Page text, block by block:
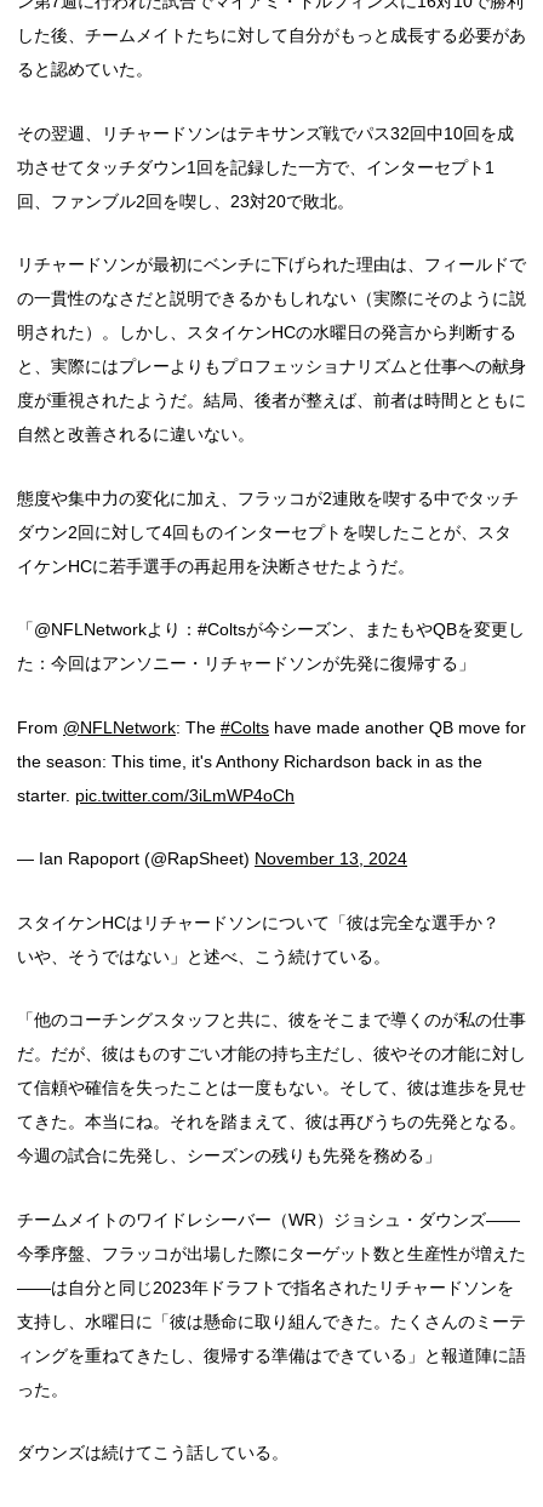
した後、チームメイトたちに対して自分がもっと成長する必要があ
ると認めていた。
その翌週、リチャードソンはテキサンズ戦でパス32回中10回を成
功させてタッチダウン1回を記録した一方で、インターセプト1
回、ファンブル2回を喫し、23対20で敗北。
リチャードソンが最初にベンチに下げられた理由は、フィールドで
の一貫性のなさだと説明できるかもしれない（実際にそのように説
明された）。しかし、スタイケンHCの水曜日の発言から判断する
と、実際にはプレーよりもプロフェッショナリズムと仕事への献身
度が重視されたようだ。結局、後者が整えば、前者は時間とともに
自然と改善されるに違いない。
態度や集中力の変化に加え、フラッコが2連敗を喫する中でタッチ
ダウン2回に対して4回ものインターセプトを喫したことが、スタ
イケンHCに若手選手の再起用を決断させたようだ。
「@NFLNetworkより：#Coltsが今シーズン、またもやQBを変更し
た：今回はアンソニー・リチャードソンが先発に復帰する」
From @NFLNetwork: The #Colts have made another QB move for
the season: This time, it's Anthony Richardson back in as the
starter. pic.twitter.com/3iLmWP4oCh
— Ian Rapoport (@RapSheet) November 13, 2024
スタイケンHCはリチャードソンについて「彼は完全な選手か？
いや、そうではない」と述べ、こう続けている。
「他のコーチングスタッフと共に、彼をそこまで導くのが私の仕事
だ。だが、彼はものすごい才能の持ち主だし、彼やその才能に対し
て信頼や確信を失ったことは一度もない。そして、彼は進歩を見せ
てきた。本当にね。それを踏まえて、彼は再びうちの先発となる。
今週の試合に先発し、シーズンの残りも先発を務める」
チームメイトのワイドレシーバー（WR）ジョシュ・ダウンズ――
今季序盤、フラッコが出場した際にターゲット数と生産性が増えた
――は自分と同じ2023年ドラフトで指名されたリチャードソンを
支持し、水曜日に「彼は懸命に取り組んできた。たくさんのミーテ
ィングを重ねてきたし、復帰する準備はできている」と報道陣に語
った。
ダウンズは続けてこう話している。